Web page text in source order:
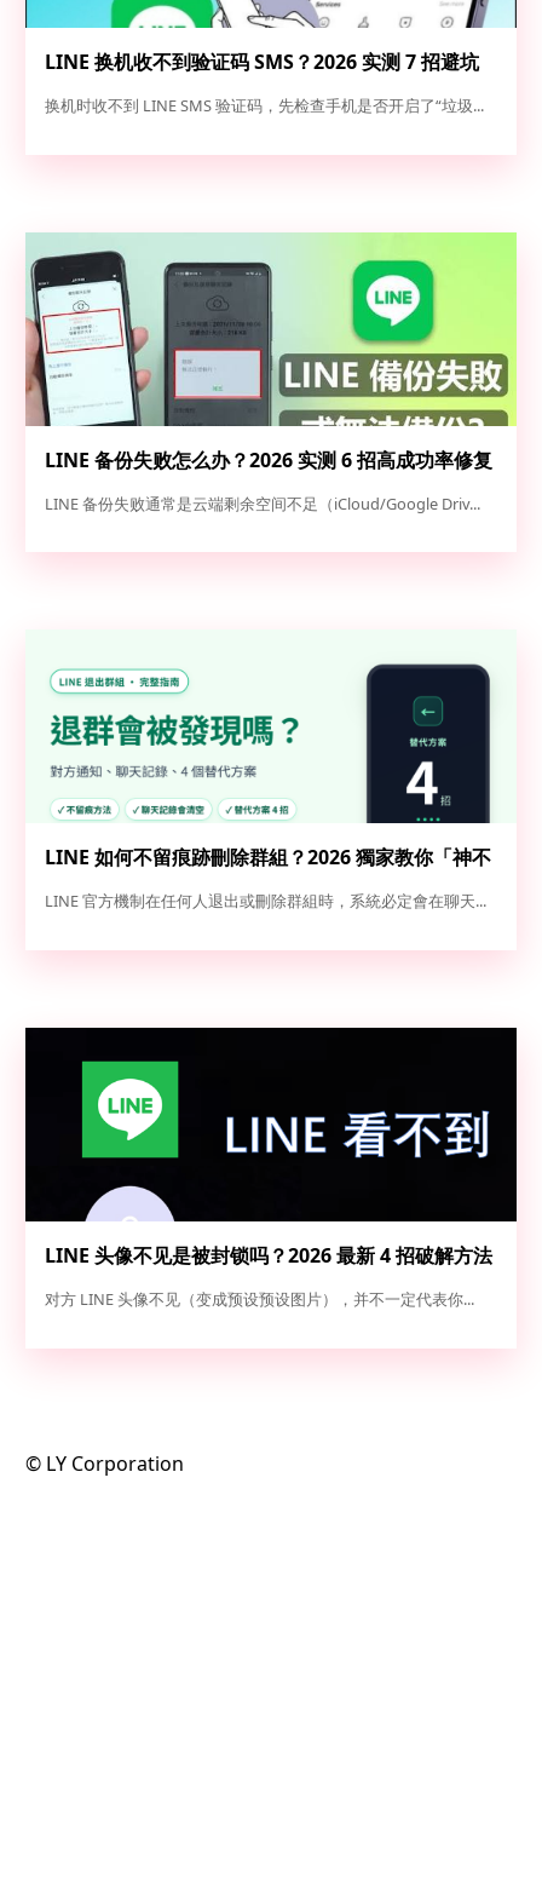
LINE 换机收不到验证码 SMS？2026 实测 7 招避坑
换机时收不到 LINE SMS 验证码，先检查手机是否开启了“垃圾...
LINE 备份失败怎么办？2026 实测 6 招高成功率修复
LINE 备份失败通常是云端剩余空间不足（iCloud/Google Driv...
LINE 如何不留痕跡刪除群組？2026 獨家教你「神不
知鬼不覺」退群與解散全攻略
LINE 官方機制在任何人退出或刪除群組時，系統必定會在聊天...
LINE 头像不见是被封锁吗？2026 最新 4 招破解方法
对方 LINE 头像不见（变成预设预设图片），并不一定代表你...
©️ LY Corporation